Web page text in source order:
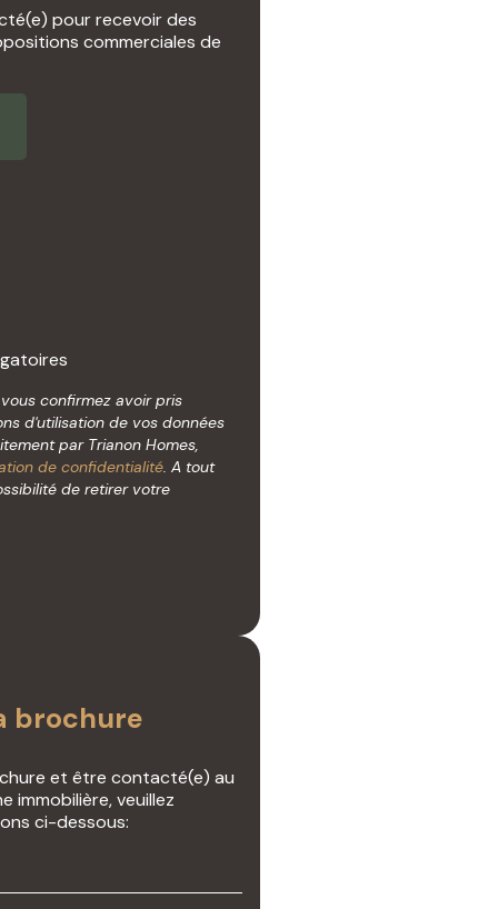
pour recevoir des
commerciales de
confirmez avoir pris
d'utilisation de vos données
par Trianon Homes,
de confidentialité. A tout
de retirer votre
brochure
et être contacté(e) au
immobilière, veuillez
ci-dessous: